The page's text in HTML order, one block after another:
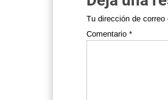
Tu dirección de
Comentario *